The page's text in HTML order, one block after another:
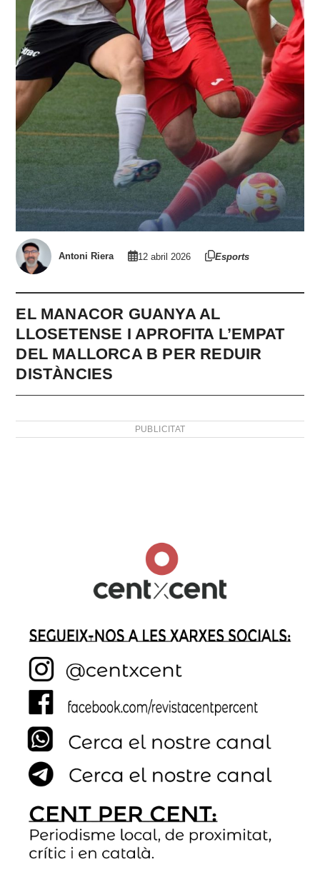
Antoni Riera 12 abril 2026 Esports
EL MANACOR GUANYA AL
LLOSETENSE I APROFITA L’EMPAT
DEL MALLORCA B PER REDUIR
DISTÀNCIES
PUBLICITAT